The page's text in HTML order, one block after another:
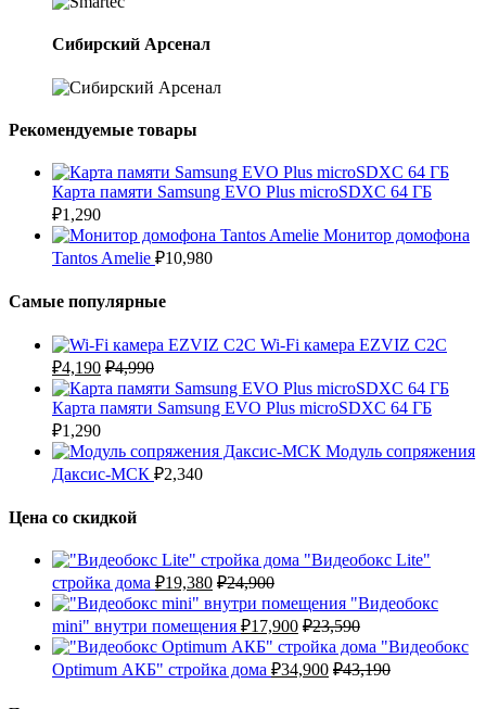
Сибирский Арсенал
Рекомендуемые товары
Карта памяти Samsung EVO Plus microSDXC 64 ГБ
₽1,290
Монитор домофона
Tantos Amelie ₽10,980
Самые популярные
Wi-Fi камера EZVIZ C2C
₽4,190 ₽4,990
Карта памяти Samsung EVO Plus microSDXC 64 ГБ
₽1,290
Модуль сопряжения
Даксис-МСК ₽2,340
Цена со скидкой
"Видеобокс Lite"
стройка дома ₽19,380 ₽24,900
"Видеобокс
mini" внутри помещения ₽17,900 ₽23,590
"Видеобокс
Optimum АКБ" стройка дома ₽34,900 ₽43,190